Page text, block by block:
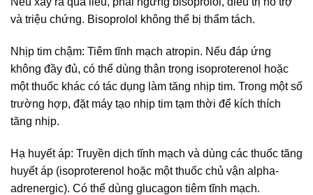
và triệu chứng. Bisoprolol không thể bị thẩm tách.
Nhịp tim chậm: Tiêm tĩnh mạch atropin. Nếu đáp ứng
không đầy đủ, có thể dùng thận trọng isoproterenol hoặc
một thuốc khác có tác dụng làm tăng nhịp tim. Trong một số
trường hợp, đặt máy tạo nhịp tim tạm thời để kích thích
tăng nhịp.
Hạ huyết áp: Truyền dịch tĩnh mạch và dùng các thuốc tăng
huyết áp (isoproterenol hoặc một thuốc chủ vận alpha-
adrenergic). Có thể dùng glucagon tiêm tĩnh mạch.